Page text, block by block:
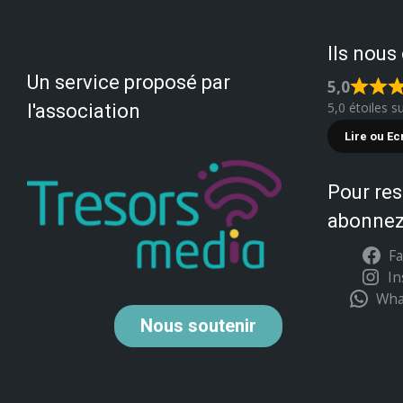
Un service proposé par
l'association
Nous soutenir
Ils
5,0
5,0 étoiles
Lire ou
Pour